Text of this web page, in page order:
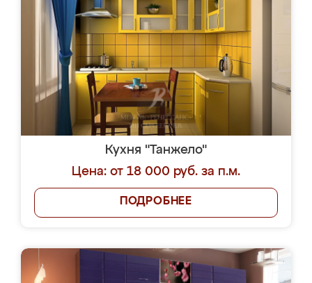
Кухня "Танжело"
Цена: от 18 000 руб. за п.м.
ПОДРОБНЕЕ